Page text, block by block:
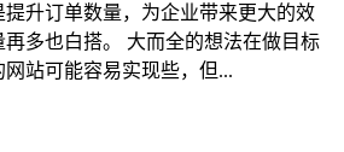
升订单数量，为企业带来更大的效
多也白搭。 大而全的想法在做目标
站可能容易实现些，但...